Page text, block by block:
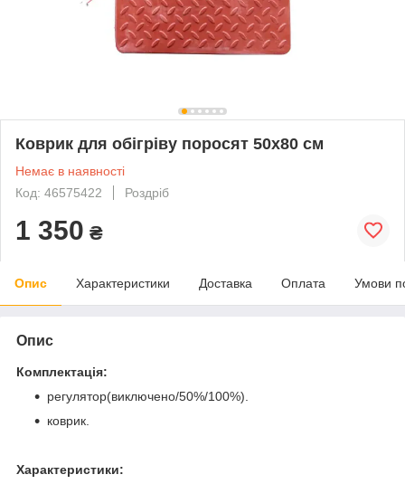
Коврик для обігріву поросят 50х80 см
Немає в наявності
Код: 46575422
Роздріб
1 350 ₴
Опис Характеристики Доставка Оплата Умови
Опис
Комплектація:
регулятор(виключено/50%/100%).
коврик.
Характеристики: